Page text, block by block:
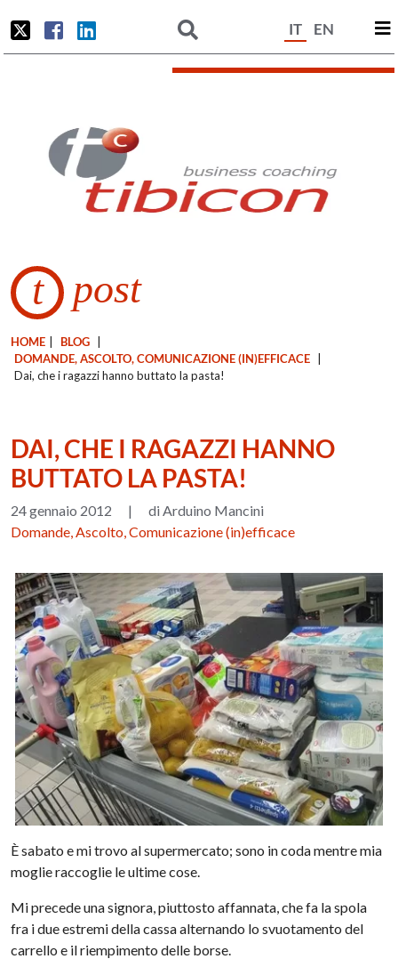
IT EN
t post
HOME BLOG
DOMANDE, ASCOLTO, COMUNICAZIONE (IN)EFFICACE
Dai, che i ragazzi hanno buttato la pasta!
DAI, CHE I RAGAZZI HANNO
BUTTATO LA PASTA!
24 gennaio 2012 |
di Arduino Mancini
Domande, Ascolto, Comunicazione (in)efficace
È sabato e mi trovo al supermercato; sono in coda mentre mia
moglie raccoglie le ultime cose.
Mi precede una signora, piuttosto affannata, che fa la spola
fra i due estremi della cassa alternando lo svuotamento del
carrello e il riempimento delle borse.